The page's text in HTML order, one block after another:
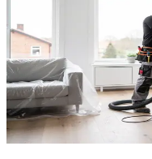
AirPro V2 (fra 6.997
populære løsning med
dB støj. Air Duo
Duka One (fra 4.200
varmegenvinding. Air
boligforeninger. Alle
hul i ydervæggen og
Indhent tilbud
70